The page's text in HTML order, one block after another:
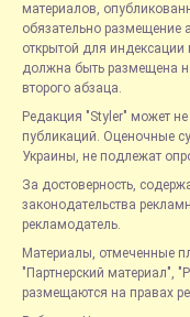
материалов,
обязательно размещение
открытой для
должна быть размещена
второго абзаца.
Редакция "Styler" может не
публикаций. Оценочные
Украины, не подлежат
За достоверность,
законодательства
рекламодатель.
Материалы, отмеченные
"Партнерский материал",
размещаются на правах